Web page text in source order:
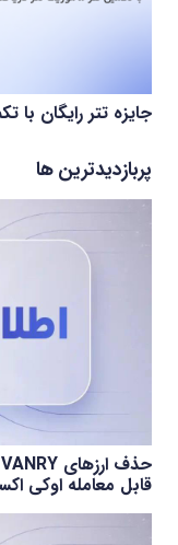
جایزه تتر رایگان
پربازدیدترین ها
قابل معامله اوکی